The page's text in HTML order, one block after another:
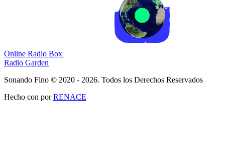
Online Radio Box
Radio Garden
Sonando Fino © 2020 - 2026. Todos los Derechos Reservados
Hecho con porRENACE